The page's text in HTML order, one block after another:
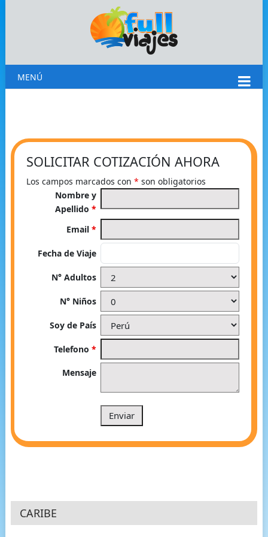
MENÚ
SOLICITAR COTIZACIÓN AHORA
Los campos marcados con * son obligatorios
Nombre y
Apellido*
Email*
Fecha de Viaje
N° Adultos
N° Niños
Soy de País
Telefono*
Mensaje
CARIBE